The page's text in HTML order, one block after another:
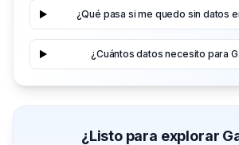
¿Qué pasa si me quedo sin datos
¿Cuántos datos necesito para
¿Listo para explorar